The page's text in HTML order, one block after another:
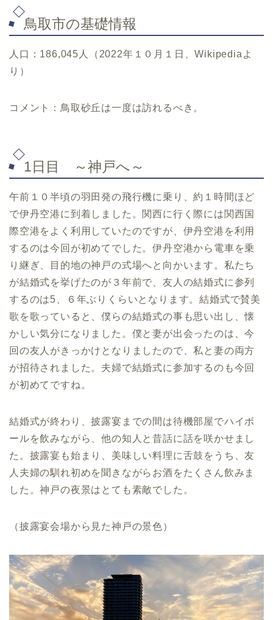
鳥取市の基礎情報
人口：186,045人（2022年１０月１日、Wikipediaよ
り）
コメント：鳥取砂丘は一度は訪れるべき。
1日目 ～神戸へ～
午前１０半頃の羽田発の飛行機に乗り、約１時間ほど
で伊丹空港に到着しました。関西に行く際には関西国
際空港をよく利用していたのですが、伊丹空港を利用
するのは今回が初めてでした。伊丹空港から電車を乗
り継ぎ、目的地の神戸の式場へと向かいます。私たち
が結婚式を挙げたのが３年前で、友人の結婚式に参列
するのは5、６年ぶりくらいとなります。結婚式で賛美
歌を歌っていると、僕らの結婚式の事も思い出し、懐
かしい気分になりました。僕と妻が出会ったのは、今
回の友人がきっかけとなりましたので、私と妻の両方
が招待されました。夫婦で結婚式に参加するのも今回
が初めてですね。
結婚式が終わり、披露宴までの間は待機部屋でハイボ
ールを飲みながら、他の知人と昔話に話を咲かせまし
た。披露宴も始まり、美味しい料理に舌鼓をうち、友
人夫婦の馴れ初めを聞きながらお酒をたくさん飲みま
した。神戸の夜景はとても素敵でした。
（披露宴会場から見た神戸の景色）